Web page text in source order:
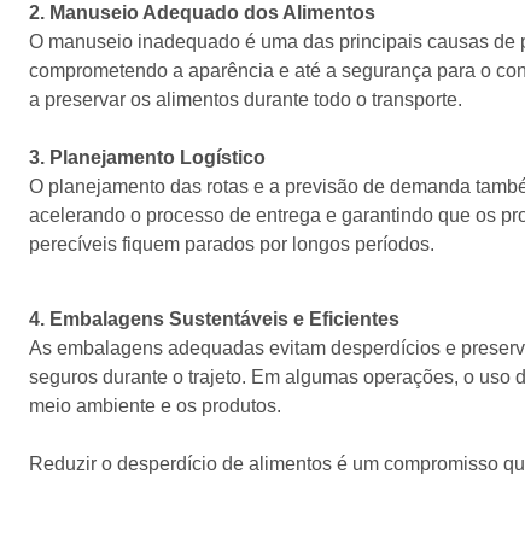
2. Manuseio Adequado dos Alimentos
O manuseio inadequado é uma das principais causas
comprometendo a aparência e até a segurança para o
a preservar os alimentos durante todo o transporte.
3. Planejamento Logístico
O planejamento das rotas e a previsão de demanda
acelerando o processo de entrega e garantindo que os
perecíveis fiquem parados por longos períodos.
4. Embalagens Sustentáveis e Eficientes
As embalagens adequadas evitam desperdícios e
seguros durante o trajeto. Em algumas operações, o
meio ambiente e os produtos.
Reduzir o desperdício de alimentos é um compromisso